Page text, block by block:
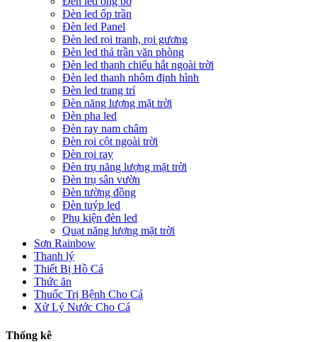
Đèn led ốp trần
Đèn led Panel
Đèn led rọi tranh, rọi gương
Đèn led thả trần văn phòng
Đèn led thanh chiếu hắt ngoài trời
Đèn led thanh nhôm định hình
Đèn led trang trí
Đèn năng lượng mặt trời
Đèn pha led
Đèn ray nam châm
Đèn rọi cột ngoài trời
Đèn rọi ray
Đèn trụ năng lượng mặt trời
Đèn trụ sân vườn
Đèn tường đồng
Đèn tuýp led
Phụ kiện đèn led
Quạt năng lượng mặt trời
Sơn Rainbow
Thanh lý
Thiết Bị Hồ Cá
Thức ăn
Thuốc Trị Bệnh Cho Cá
Xử Lý Nước Cho Cá
Thống kê